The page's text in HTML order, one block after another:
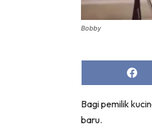
Bobby
Share
on
Bagi pemilik
baru.